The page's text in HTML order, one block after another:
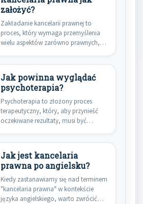
założyć?
Zakładanie kancelarii prawnej to
proces, który wymaga przemyślenia
wielu aspektów zarówno prawnych,
Jak powinna wyglądać
psychoterapia?
Psychoterapia to złożony proces
terapeutyczny, który, aby przynieść
oczekiwane rezultaty, musi być
Jak jest kancelaria
prawna po angielsku?
Kiedy zastanawiamy się nad terminem
"kancelaria prawna" w kontekście
języka angielskiego, warto zwrócić